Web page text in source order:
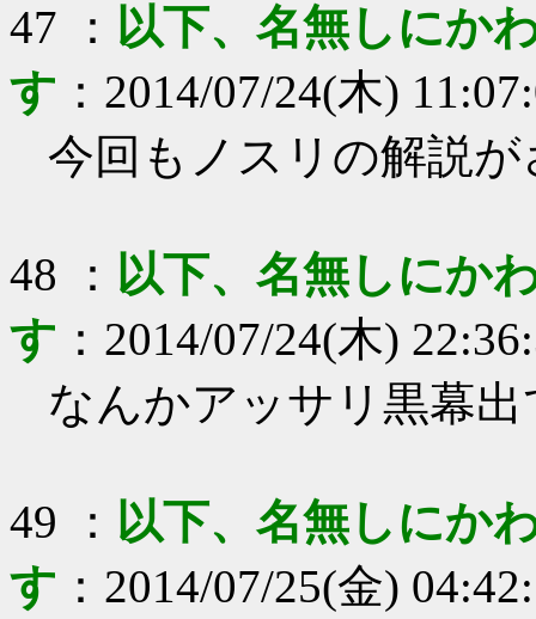
47 ： 以下、名無しにか
す ： 2014/07/24(木)
今回もノスリの解説
48 ： 以下、名無しにか
す ： 2014/07/24(木)
なんかアッサリ黒幕
49 ： 以下、名無しにか
す ： 2014/07/25(金)